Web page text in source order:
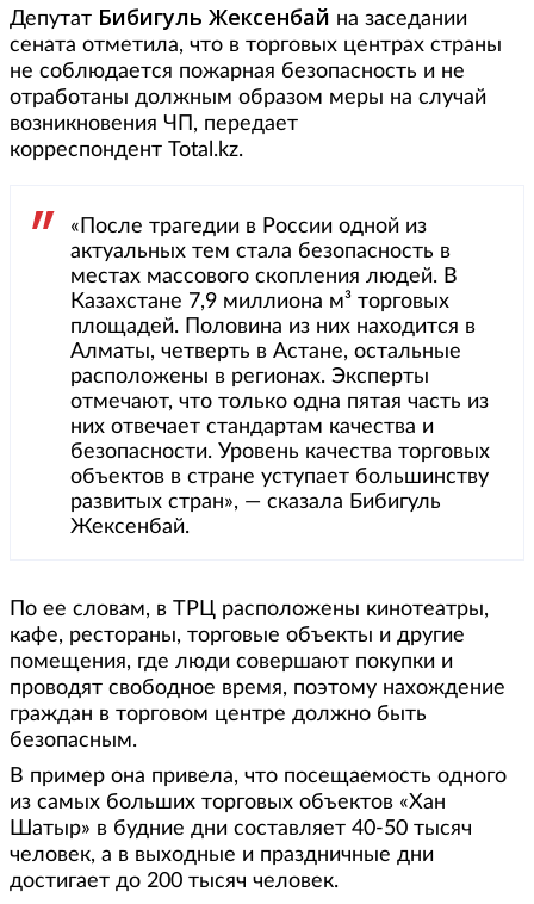
Депутат Бибигуль Жексенбай на заседании
сената отметила, что в торговых центрах страны
не соблюдается пожарная безопасность и не
отработаны должным образом меры на случай
возникновения ЧП, передает
корреспондент Total.kz.
«После трагедии в России одной из
актуальных тем стала безопасность в
местах массового скопления людей. В
Казахстане 7,9 миллиона м³ торговых
площадей. Половина из них находится в
Алматы, четверть в Астане, остальные
расположены в регионах. Эксперты
отмечают, что только одна пятая часть из
них отвечает стандартам качества и
безопасности. Уровень качества торговых
объектов в стране уступает большинству
развитых стран», — сказала Бибигуль
Жексенбай.
По ее словам, в ТРЦ расположены кинотеатры,
кафе, рестораны, торговые объекты и другие
помещения, где люди совершают покупки и
проводят свободное время, поэтому нахождение
граждан в торговом центре должно быть
безопасным.
В пример она привела, что посещаемость одного
из самых больших торговых объектов «Хан
Шатыр» в будние дни составляет 40-50 тысяч
человек, а в выходные и праздничные дни
достигает до 200 тысяч человек.